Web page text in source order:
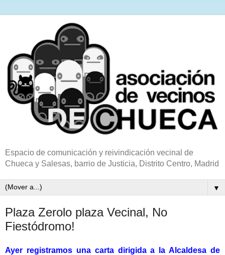
Espacio de comunicación y reivindicación vecinal de
Chueca y Salesas, barrio de Justicia, Distrito Centro, Madrid
▼
Plaza Zerolo plaza Vecinal, No
Fiestódromo!
Ayer registramos una carta dirigida a la Alcaldesa de